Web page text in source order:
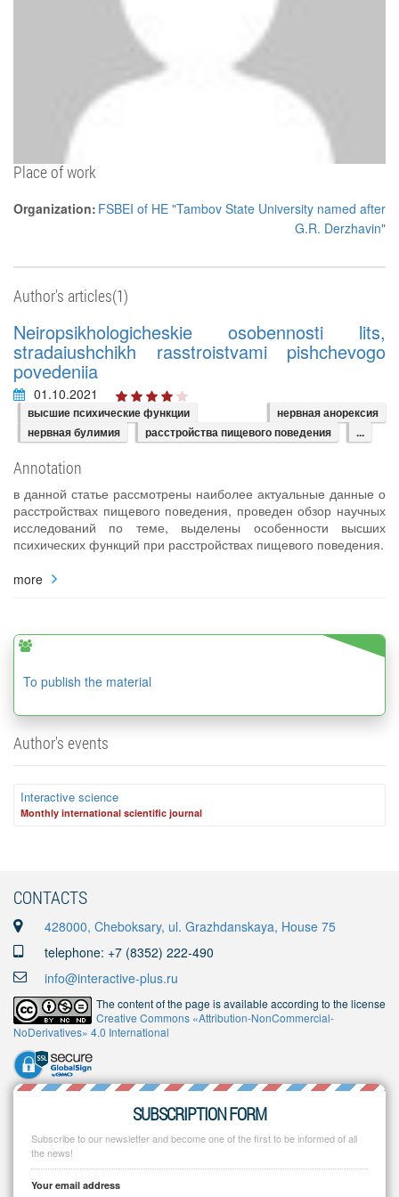
Place of work
Organization: FSBEI of HE "Tambov State University named after
G.R. Derzhavin"
Author's articles(1)
Neiropsikhologicheskie osobennosti lits,
stradaiushchikh rasstroistvami pishchevogo
povedeniia
01.10.2021
высшие психические функции
нервная анорексия
нервная булимия
расстройства пищевого поведения ...
Annotation
в данной статье рассмотрены наиболее актуальные данные о
расстройствах пищевого поведения, проведен обзор научных
исследований по теме, выделены особенности высших
психических функций при расстройствах пищевого поведения.
more
To publish the material
Author's events
Interactive science
Monthly international scientific journal
CONTACTS
428000, Cheboksary, ul. Grazhdanskaya, House 75
telephone: +7 (8352) 222-490
info@interactive-plus.ru
The content of the page is available according to the license
Creative Commons «Attribution-NonCommercial-
NoDerivatives» 4.0 International
SUBSCRIPTION FORM
Subscribe to our newsletter and become one of the first to be informed of all
the news!
Your email address